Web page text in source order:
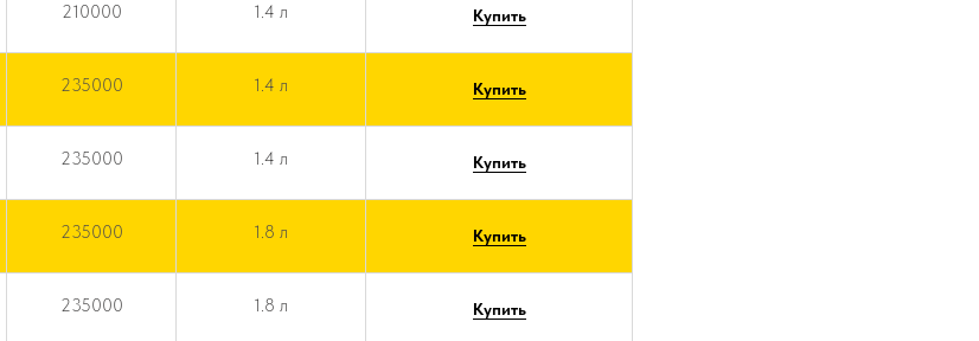
210000 1.4 л Купить
235000 1.4 л Купить
235000 1.4 л Купить
235000 1.8 л Купить
235000 1.8 л Купить